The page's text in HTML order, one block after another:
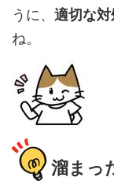
うに、 適切な
ね。
溜まっ